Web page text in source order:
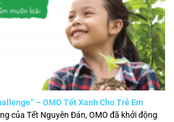
– OMO Tết Xanh Cho Trẻ Em
của Tết Nguyên Đán, OMO đã khởi động